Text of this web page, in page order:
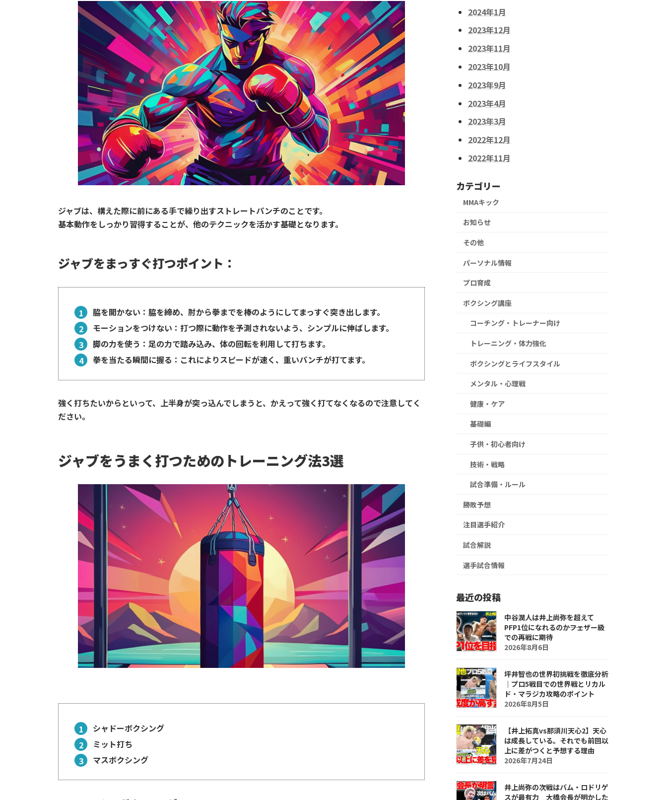
ジャブは、構えた際に前にある手で繰り出すストレートパンチのことです。
基本動作をしっかり習得することが、他のテクニックを活かす基礎となります。
ジャブをまっすぐ打つポイント：
脇を開かない ：脇を締め、肘から拳までを棒のようにしてまっすぐ突き出します。
モーションをつけない ：打つ際に動作を予測されないよう、シンプルに伸ばします。
脚の力を使う ：足の力で踏み込み、体の回転を利用して打ちます。
拳を当たる瞬間に握る ：これによりスピードが速く、重いパンチが打てます。
強く打ちたいからといって、上半身が突っ込んでしまうと、かえって強く打てなくなるので注意してく
ださい。
ジャブをうまく打つためのトレーニング法3選
シャドーボクシング
ミット打ち
マスボクシング
2024年1月
2023年12月
2023年11月
2023年10月
2023年9月
2023年4月
2023年3月
2022年12月
2022年11月
カテゴリー
MMAキック
お知らせ
その他
パーソナル情報
プロ育成
ボクシング講座
コーチング・トレーナー向け
トレーニング・体力強化
ボクシングとライフスタイル
メンタル・心理戦
健康・ケア
基礎編
子供・初心者向け
技術・戦略
試合準備・ルール
勝敗予想
注目選手紹介
試合解説
選手試合情報
最近の投稿
中谷潤人は井上尚弥を超えて
PFP1位になれるのか――フェザー級
での再戦に期待
2026年8月6日
坪井智也の世界初挑戦を徹底分析
｜プロ5戦目での世界戦とリカル
ド・マラジカ攻略のポイント
2026年8月5日
【井上拓真vs那須川天心2】天心
は成長している。それでも前回以
上に差がつくと予想する理由
2026年7月24日
井上尚弥の次戦はバム・ロドリゲ
スが最有力 大橋会長が明かした